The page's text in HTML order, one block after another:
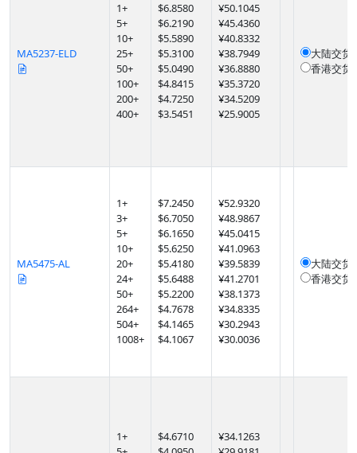
MA5237-ELD
1+
5+
10+
25+
50+
100+
200+
400+
$6.8580
$6.2190
$5.5890
$5.3100
$5.0490
$4.8415
$4.7250
$3.5451
¥50.1045
¥45.4360
¥40.8332
¥38.7949
¥36.8880
¥35.3720
¥34.5209
¥25.9005
大陆交货
香港交货
MA5475-AL
1+
3+
5+
10+
20+
24+
50+
264+
504+
1008+
$7.2450
$6.7050
$6.1650
$5.6250
$5.4180
$5.6488
$5.2200
$4.7678
$4.1465
$4.1067
¥52.9320
¥48.9867
¥45.0415
¥41.0963
¥39.5839
¥41.2701
¥38.1373
¥34.8335
¥30.2943
¥30.0036
大陆交货
香港交货
1+
$4.6710
¥34.1263